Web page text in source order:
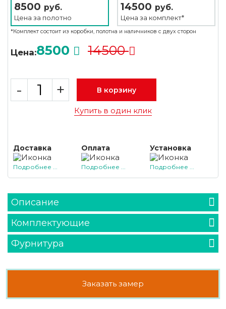
8500 руб.
Цена за полотно
14500 руб.
Цена за комплект*
*Комплект состоит из коробки, полотна и наличников с двух сторон
Цена:8500 14500
- + В корзину
Купить в один клик
Доставка
Подробнее ...
Оплата
Подробнее ...
Установка
Подробнее ...
Описание
Комплектующие
Фурнитура
Заказать замер